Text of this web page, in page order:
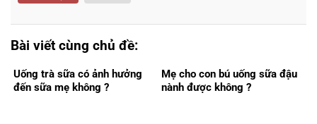
Bài viết cùng chủ đề:
Uống trà sữa có ảnh hưởng
đến sữa mẹ không ?
Mẹ cho con bú uống sữa đậu
nành được không ?